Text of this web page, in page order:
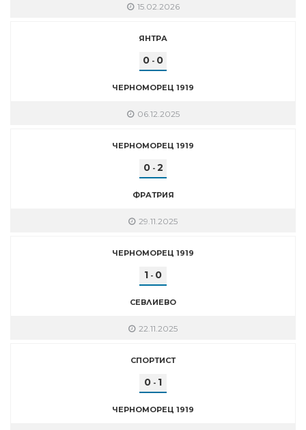
15.02.2026
ЯНТРА
0 - 0
ЧЕРНОМОРЕЦ 1919
06.12.2025
ЧЕРНОМОРЕЦ 1919
0- 2
ФРАТРИЯ
29.11.2025
ЧЕРНОМОРЕЦ 1919
1 - 0
СЕВЛИЕВО
22.11.2025
СПОРТИСТ
0 - 1
ЧЕРНОМОРЕЦ 1919